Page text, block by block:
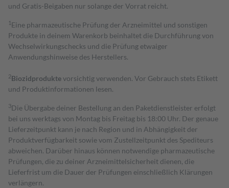
und Gratis-Beigaben nur solange der Vorrat reicht.
1 Eine pharmazeutische Prüfung der Arzneimittel und sonstigen
Produkte in deinem Warenkorb beinhaltet die Durchführung von
Wechselwirkungschecks und die Prüfung etwaiger
Anwendungshinweise des Herstellers.
2Biozidproduktevorsichtig verwenden. Vor Gebrauch stets Etikett
und Produktinformationen lesen.
3Die Übergabe deiner Bestellung an den Paketdienstleister erfolgt
bei uns werktags von Montag bis Freitag bis 18:00 Uhr. Der genaue
Lieferzeitpunkt kann je nach Region und in Abhängigkeit der
Produktverfügbarkeit sowie vom Zustellzeitpunkt des Spediteurs
abweichen. Darüber hinaus können notwendige pharmazeutische
Prüfungen, die zu deiner Arzneimittelsicherheit dienen, die
Lieferfrist um die Dauer der Prüfungen einschließlich Klärungen
verlängern.